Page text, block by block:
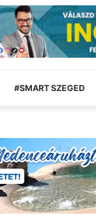
#SMART SZEGED